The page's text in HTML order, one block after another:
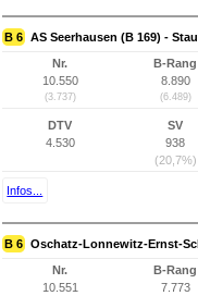
B 6 AS Seerhausen (B 169) -
Nr.
10.550
(3.737)
B-Rang
8.890
(6.489)
DTV
4.530
SV
938
(20,7%)
Infos...
B 6 Oschatz-Lonnewitz-Ernst-
Nr.
10.551
B-Rang
7.773